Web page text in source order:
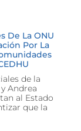
De La ONU
Por La
de la
Andrea
al Estado
que la